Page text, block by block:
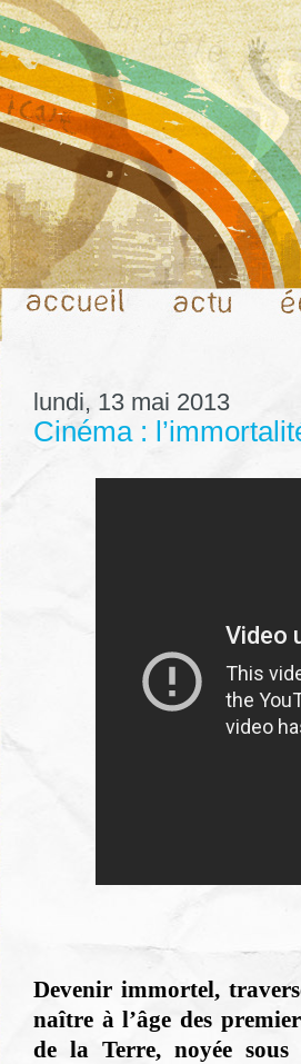
lundi, 13 mai 2013
Cinéma :
Devenir immortel,
naître à l’âge des
de la Terre, noyée